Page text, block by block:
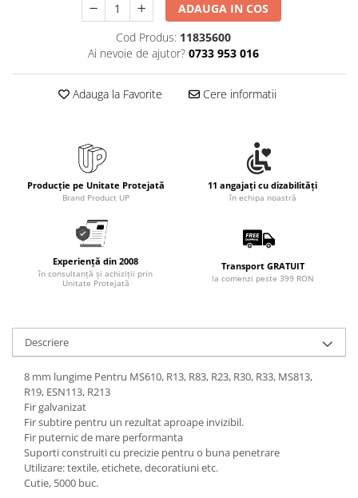
Seturi de scris Premium
Instrumente de scris eco
Creioane mecanice si grafit
Finelinere
Markere diverse
Carioci si creioane colorate
Rezerve instrumente scris
Ascutitori, radiere, agrafe
Foarfece pentru birou
Curatenie si igiena
Articole pentru baie
Articole pentru bucatarie
Maturi, mopuri si galeti
Hartie igienica, prosoape hartie si
dispensere
Articole pentru rufe, casa,
geamuri, mobila
Articole pentru birou, suprafete,
ADAUGA IN COS
Cod Produs: 11835600
Ai nevoie de ajutor? 0733 953 016
Adauga la Favorite Cere informatii
Producție pe Unitate Protejată
Brand Product UP
11 angajați cu dizabilități
în echipa noastră
Experiență din 2008
în consultanță și achiziții prin
Unitate Protejată
Transport GRATUIT
la comenzi peste 399 RON
Descriere
8 mm lungime Pentru MS610, R13, R83, R23, R30, R33, MS813,
R19, ESN113, R213
Fir galvanizat
Fir subtire pentru un rezultat aproape invizibil.
Fir puternic de mare performanta
Suporti construiti cu precizie pentru o buna penetrare
Utilizare: textile, etichete, decoratiuni etc.
Cutie, 5000 buc.